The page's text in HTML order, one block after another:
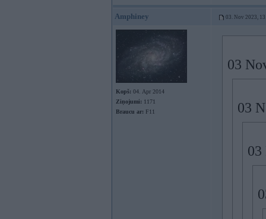
Amphiney 03. Nov 2023,
Kopš: 04. Apr 2014
Ziņojumi: 1171
Braucu ar: F11
03
03
03